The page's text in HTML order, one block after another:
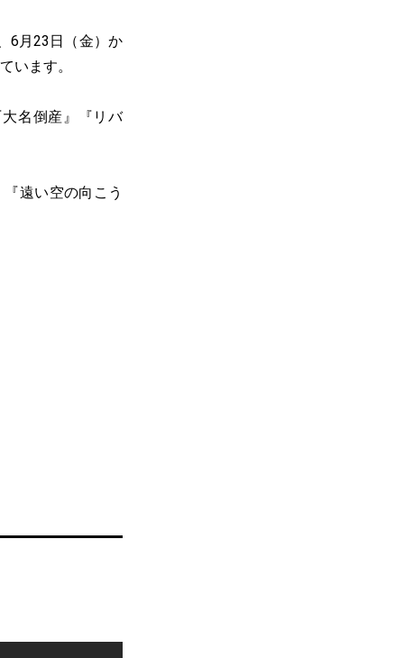
6月23日（金）か
います。
名倒産』『リバ
遠い空の向こう